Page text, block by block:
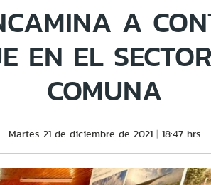
A
EN EL
COMUNA
Martes 21 de diciembre de 2021 18:47 hrs